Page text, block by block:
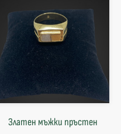
Златен мъжки пръстен